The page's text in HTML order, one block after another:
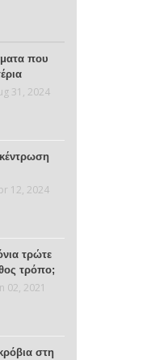
που
31, 2024
12, 2024
τρώτε
τρόπο;
02, 2021
στη